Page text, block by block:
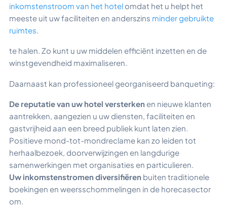
inkomstenstroom van het hotel omdat het u helpt het
meeste uit uw faciliteiten en anderszins minder gebruikte
ruimtes
te halen. Zo kunt u uw middelen efficiënt inzetten en de
winstgevendheid maximaliseren.
Daarnaast kan professioneel georganiseerd banqueting:
De reputatie van uw hotel versterken en nieuwe klanten
aantrekken, aangezien u uw diensten, faciliteiten en
gastvrijheid aan een breed publiek kunt laten zien.
Positieve mond-tot-mondreclame kan zo leiden tot
herhaalbezoek, doorverwijzingen en langdurige
samenwerkingen met organisaties en particulieren.
Uw inkomstenstromen diversifiëren buiten traditionele
boekingen en weersschommelingen in de horecasector
om.